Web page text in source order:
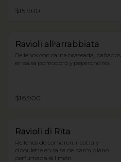
$15.900
Ravioli allꞌarrabbiata
Rellenos con carne braseada, bañados
en salsa pomodoro y peperoncino.
$16.900
Ravioli di Rita
Rellenos de camarón, ricotta y
ciboulette en salsa de parmigiano
perfumada al limón.